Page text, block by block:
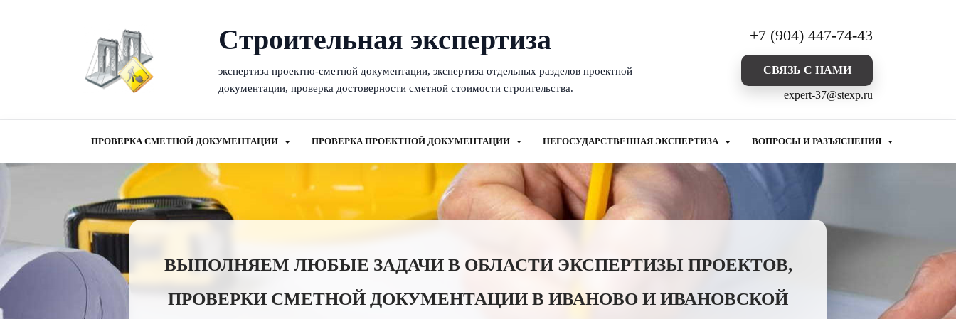
Cтроительная экспертиза
экспертиза проектно-сметной документации, экспертиза отдельных разделов проектной
документации, проверка достоверности сметной стоимости строительства.
+7 (904) 447-74-43
CВЯЗЬ С НАМИ
expert-37@stexp.ru
ПРОВЕРКА СМЕТНОЙ ДОКУМЕНТАЦИИ ПРОВЕРКА ПРОЕКТНОЙ ДОКУМЕНТАЦИИ НЕГОСУДАРСТВЕННАЯ ЭКСПЕРТИЗА ВОПРОСЫ И РАЗЪЯСНЕНИЯ
ВЫПОЛНЯЕМ ЛЮБЫЕ ЗАДАЧИ В ОБЛАСТИ ЭКСПЕРТИЗЫ ПРОЕКТОВ,
ПРОВЕРКИ СМЕТНОЙ ДОКУМЕНТАЦИИ В ИВАНОВО И ИВАНОВСКОЙ